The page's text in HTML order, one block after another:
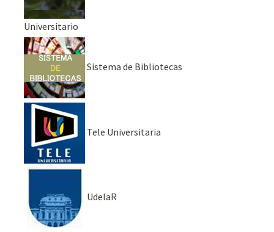
Universitario
Sistema de Bibliotecas
Tele Universitaria
UdelaR